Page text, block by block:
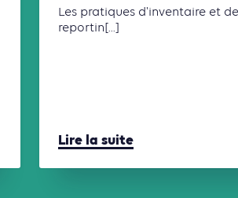
Les pratiques d'inventaire et de
reportin[...]
Lire la suite